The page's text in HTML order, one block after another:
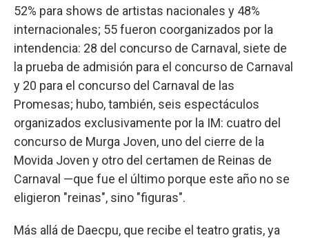
52% para shows de artistas nacionales y 48%
internacionales; 55 fueron coorganizados por la
intendencia: 28 del concurso de Carnaval, siete de
la prueba de admisión para el concurso de Carnaval
y 20 para el concurso del Carnaval de las
Promesas; hubo, también, seis espectáculos
organizados exclusivamente por la IM: cuatro del
concurso de Murga Joven, uno del cierre de la
Movida Joven y otro del certamen de Reinas de
Carnaval —que fue el último porque este año no se
eligieron "reinas", sino "figuras".
Más allá de Daecpu, que recibe el teatro gratis, ya